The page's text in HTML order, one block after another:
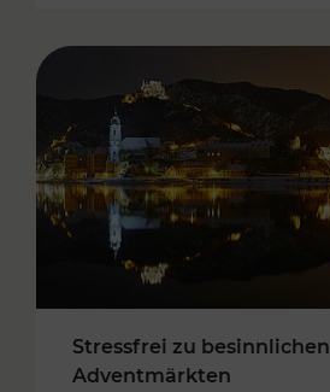
Stressfrei zu besinnlichen
Adventmärkten